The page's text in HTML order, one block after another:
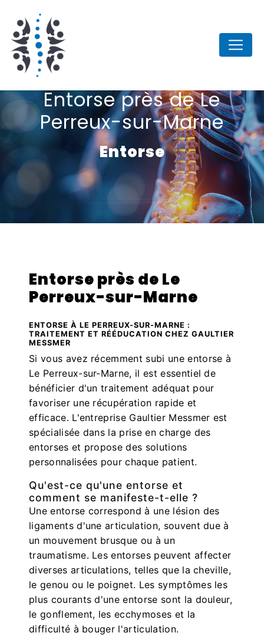
Entorse près de Le
Perreux-sur-Marne
Entorse
Entorse près de Le
Perreux-sur-Marne
ENTORSE À LE PERREUX-SUR-MARNE :
TRAITEMENT ET RÉÉDUCATION CHEZ GAULTIER
MESSMER
Si vous avez récemment subi une entorse à
Le Perreux-sur-Marne, il est essentiel de
bénéficier d'un traitement adéquat pour
favoriser une récupération rapide et
efficace. L'entreprise Gaultier Messmer est
spécialisée dans la prise en charge des
entorses et propose des solutions
personnalisées pour chaque patient.
Qu'est-ce qu'une entorse et
comment se manifeste-t-elle ?
Une entorse correspond à une lésion des
ligaments d'une articulation, souvent due à
un mouvement brusque ou à un
traumatisme. Les entorses peuvent affecter
diverses articulations, telles que la cheville,
le genou ou le poignet. Les symptômes les
plus courants d'une entorse sont la douleur,
le gonflement, les ecchymoses et la
difficulté à bouger l'articulation.